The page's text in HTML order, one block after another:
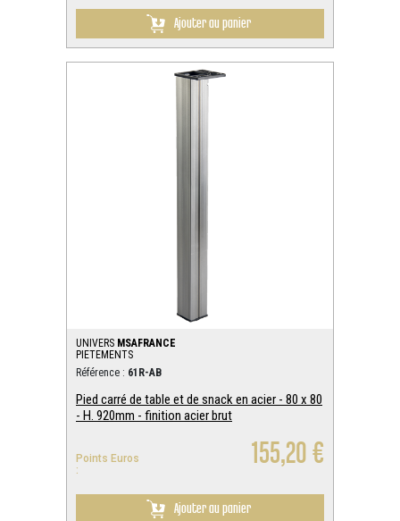
Ajouter au panier
UNIVERS MSAFRANCE
PIETEMENTS
Référence : 61R-AB
Pied carré de table et de snack en acier - 80 x 80
- H. 920mm - finition acier brut
Points Euros
:
155,20 €
Ajouter au panier